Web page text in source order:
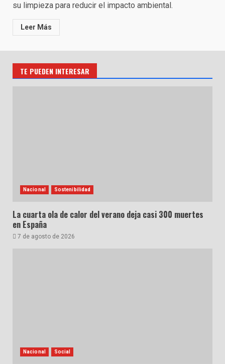
su limpieza para reducir el impacto ambiental.
Leer Más
TE PUEDEN INTERESAR
Nacional Sostenibilidad
La cuarta ola de calor del verano deja casi 300 muertes
en España
7 de agosto de 2026
Nacional Social